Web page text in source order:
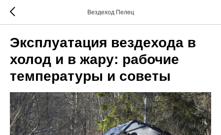
Вездеход Пелец
Эксплуатация вездехода в
холод и в жару: рабочие
температуры и советы